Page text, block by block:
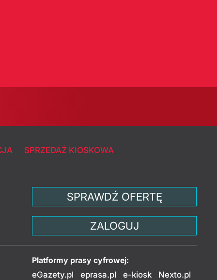
SPRZEDAŻ KIOSKOWA
SPRAWDŹ OFERTĘ
ZALOGUJ
Platformy prasy cyfrowej:
eGazety.pl
eprasa.pl e-kiosk Nexto.pl